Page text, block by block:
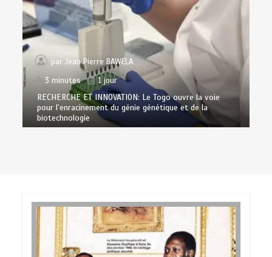
parJean Pierre BAWELA
3 minutes
1 jour
RECHERCHE ET INNOVATION: Le Togo ouvre la voie
pour l’enracinement du génie génétique et de la
biotechnologie